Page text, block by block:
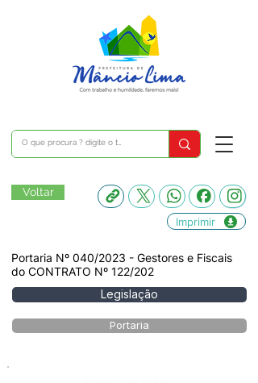
Voltar
Imprimir
Portaria Nº 040/2023 - Gestores e Fiscais
do CONTRATO Nº 122/202
Legislação
Portaria